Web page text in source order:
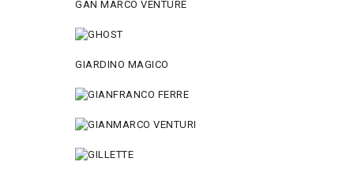
GAN MARCO VENTURE
GIARDINO MAGICO